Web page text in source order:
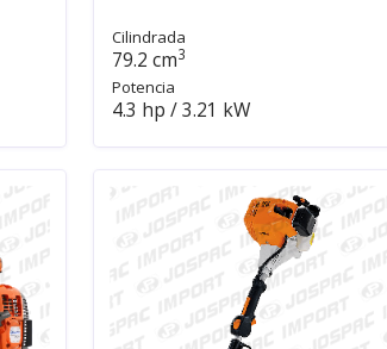
Cilindrada
79.2 cm3
Potencia
4.3 hp / 3.21 kW